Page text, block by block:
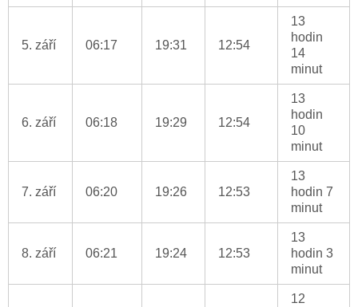
5. září 06:17 19:31 12:54
13
hodin
14
minut
6. září 06:18 19:29 12:54
13
hodin
10
minut
7. září 06:20 19:26 12:53
13
hodin 7
minut
8. září 06:21 19:24 12:53
13
hodin 3
minut
12